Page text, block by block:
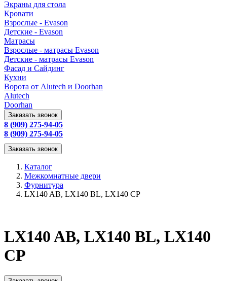
Экраны для стола
Кровати
Взрослые - Evason
Детские - Evason
Матрасы
Взрослые - матрасы Evason
Детские - матрасы Evason
Фасад и Сайдинг
Кухни
Ворота от Alutech и Doorhan
Alutech
Doorhan
Заказать звонок
8 (909) 275-94-05
8 (909) 275-94-05
Заказать звонок
Каталог
Межкомнатные двери
Фурнитура
LX140 AB, LX140 BL, LX140 CP
LX140 AB, LX140 BL, LX140
CP